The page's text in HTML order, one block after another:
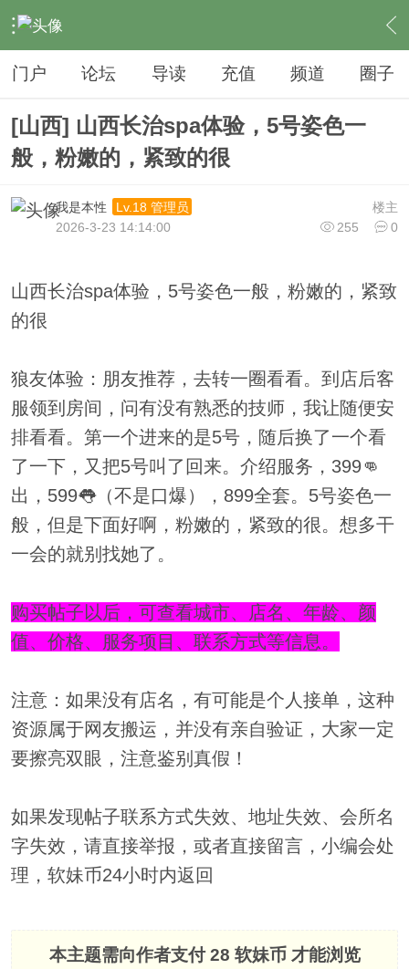
› 夜生活 › SPA › 内容
门户 论坛 导读 充值 频道 圈子
[山西] 山西长治spa体验，5号姿色一
般，粉嫩的，紧致的很
楼主
我是本性
Lv.18 管理员
255
0
2026-3-23 14:14:00
山西长治spa体验，5号姿色一般，粉嫩的，紧致
的很
狼友体验：朋友推荐，去转一圈看看。到店后客
服领到房间，问有没有熟悉的技师，我让随便安
排看看。第一个进来的是5号，随后换了一个看
了一下，又把5号叫了回来。介绍服务，399👊
出，599👅（不是口爆），899全套。5号姿色一
般，但是下面好啊，粉嫩的，紧致的很。想多干
一会的就别找她了。
购买帖子以后，可查看城市、店名、年龄、颜
值、价格、服务项目、联系方式等信息。
注意：如果没有店名，有可能是个人接单，这种
资源属于网友搬运，并没有亲自验证，大家一定
要擦亮双眼，注意鉴别真假！
如果发现帖子联系方式失效、地址失效、会所名
字失效，请直接举报，或者直接留言，小编会处
理，软妹币24小时内返回
本主题需向作者支付28 软妹币 才能浏览